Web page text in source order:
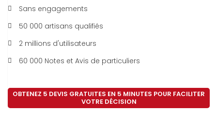
Sans engagements
50 000 artisans qualifiés
2 millions d'utilisateurs
60 000 Notes et Avis de particuliers
OBTENEZ 5 DEVIS GRATUITES EN 5 MINUTES POUR FACILITER
VOTRE DÉCISION